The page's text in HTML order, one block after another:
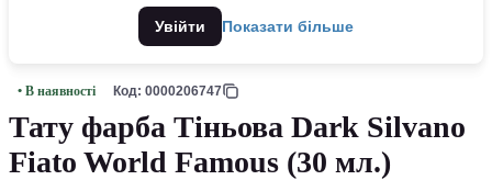
Увійти Показати більше
• В наявності Код: 0000206747
Тату фарба Тіньова Dark Silvano
Fiato World Famous (30 мл.)